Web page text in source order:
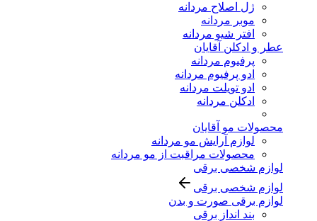
ژل اصلاح مردانه
موبر مردانه
افتر شیو مردانه
عطر و ادکلن آقایان
پرفیوم مردانه
ادو پرفیوم مردانه
ادو تویلت مردانه
ادکلن مردانه
محصولات مو آقایان
لوازم آرایش مو مردانه
محصولات مراقبت از مو مردانه
لوازم شخصی برقی
لوازم شخصی برقی
لوازم برقی صورت و بدن
بند انداز برقی